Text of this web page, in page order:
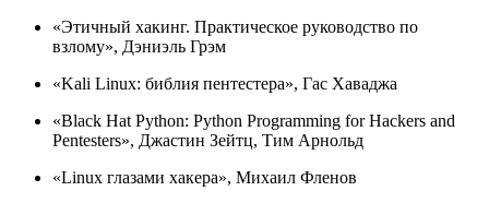
«Этичный хакинг. Практическое руководство по
взлому», Дэниэль Грэм
«Kali Linux: библия пентестера», Гас Хаваджа
«Black Hat Python: Python Programming for Hackers and
Pentesters», Джастин Зейтц, Тим Арнольд
«Linux глазами хакера», Михаил Фленов